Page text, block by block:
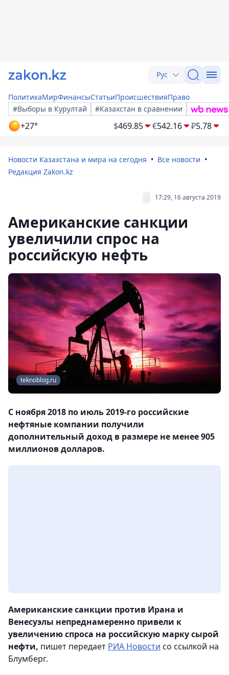
Рус
ПолитикаМирФинансыСтатьиПроисшествияПраво
#Выборы в Курултай
#Казахстан в сравнении
+27° $469.85 €542.16 ₽5.78
Новости Казахстана и мира на сегодня
Все новости
Редакция Zakon.kz
17:29, 16 августа 2019
Американские санкции
увеличили спрос на
российскую нефть
teknoblog.ru
С ноября 2018 по июль 2019-го российские
нефтяные компании получили
дополнительный доход в размере не менее 905
миллионов долларов.
Американские санкции против Ирана и
Венесуэлы непреднамеренно привели к
увеличению спроса на российскую марку сырой
нефти, пишет передает РИА Новости со ссылкой на
Блумберг.